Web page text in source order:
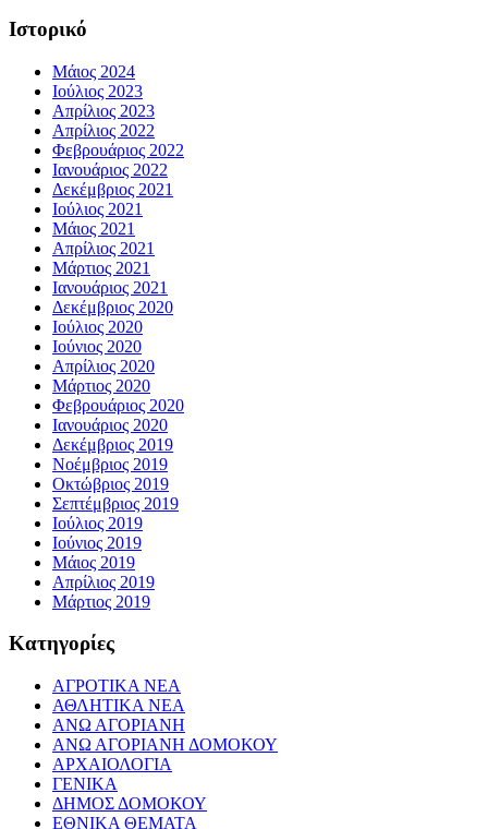
Ιστορικό
Μάιος 2024
Ιούλιος 2023
Απρίλιος 2023
Απρίλιος 2022
Φεβρουάριος 2022
Ιανουάριος 2022
Δεκέμβριος 2021
Ιούλιος 2021
Μάιος 2021
Απρίλιος 2021
Μάρτιος 2021
Ιανουάριος 2021
Δεκέμβριος 2020
Ιούλιος 2020
Ιούνιος 2020
Απρίλιος 2020
Μάρτιος 2020
Φεβρουάριος 2020
Ιανουάριος 2020
Δεκέμβριος 2019
Νοέμβριος 2019
Οκτώβριος 2019
Σεπτέμβριος 2019
Ιούλιος 2019
Ιούνιος 2019
Μάιος 2019
Απρίλιος 2019
Μάρτιος 2019
Kατηγορίες
ΑΓΡΟΤΙΚΑ ΝΕΑ
ΑΘΛΗΤΙΚΑ ΝΕΑ
ΑΝΩ ΑΓΟΡΙΑΝΗ
ΑΝΩ ΑΓΟΡΙΑΝΗ ΔΟΜΟΚΟΥ
ΑΡΧΑΙΟΛΟΓΙΑ
ΓΕΝΙΚΑ
ΔΗΜΟΣ ΔΟΜΟΚΟΥ
ΕΘΝΙΚΑ ΘΕΜΑΤΑ